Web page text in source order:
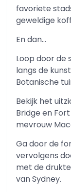
favoriete
geweldige
En dan…
Loop door de
langs de
Botanische
Bekijk het
Bridge en
mevrouw
Ga door de
vervolgens
met de
van Sydney.